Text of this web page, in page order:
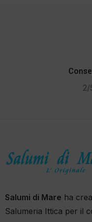
2/
Salumi di Mare ha
Salumeria Ittica per il